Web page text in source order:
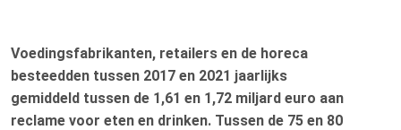
Voedingsfabrikanten, retailers en de horeca
besteedden tussen 2017 en 2021 jaarlijks
gemiddeld tussen de 1,61 en 1,72 miljard euro aan
reclame voor eten en drinken. Tussen de 75 en 80